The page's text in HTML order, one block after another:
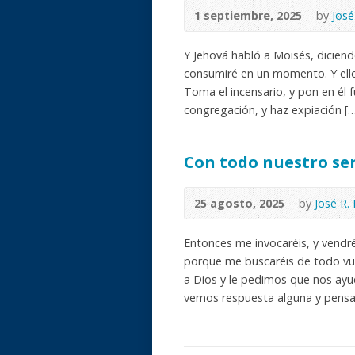
1 septiembre, 2025 by
Y Jehová habló a Moisés,
consumiré en un momento. Y
Toma el incensario, y pon en él
congregación, y haz expiación
Con todo nuestro
25 agosto, 2025 by José
Entonces me invocaréis, y
porque me buscaréis de todo
a Dios y le pedimos que nos
vemos respuesta alguna y